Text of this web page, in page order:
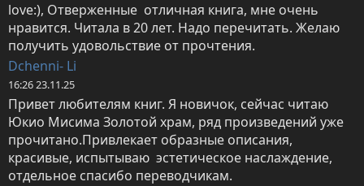
love:), Отверженные  отличная книга, мне очень
нравится. Читала в 20 лет. Надо перечитать. Желаю
получить удовольствие от прочтения.
Dchenni- Li
16:26 23.11.25
Привет любителям книг. Я новичок, сейчас читаю
Юкио Мисима Золотой храм, ряд произведений уже
прочитано.Привлекает образные описания,
красивые, испытываю  эстетическое наслаждение,
отдельное спасибо переводчикам.